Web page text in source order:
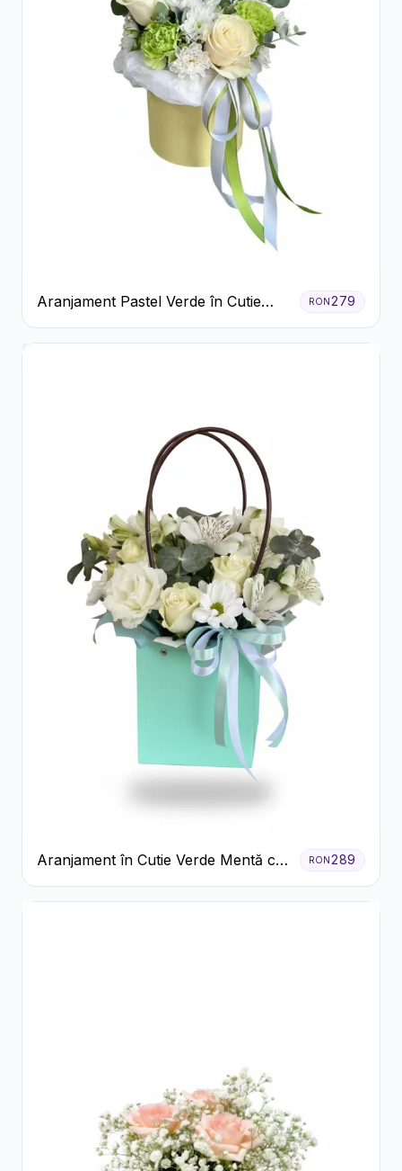
Aranjament Pastel Verde în Cutie
Galben Pal
RON279
Aranjament în Cutie Verde Mentă cu
Trandafiri și Alstroemeria
RON289